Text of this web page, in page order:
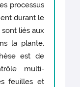
processus
durant le
liés aux
la plante.
est de
multi-
feuilles et